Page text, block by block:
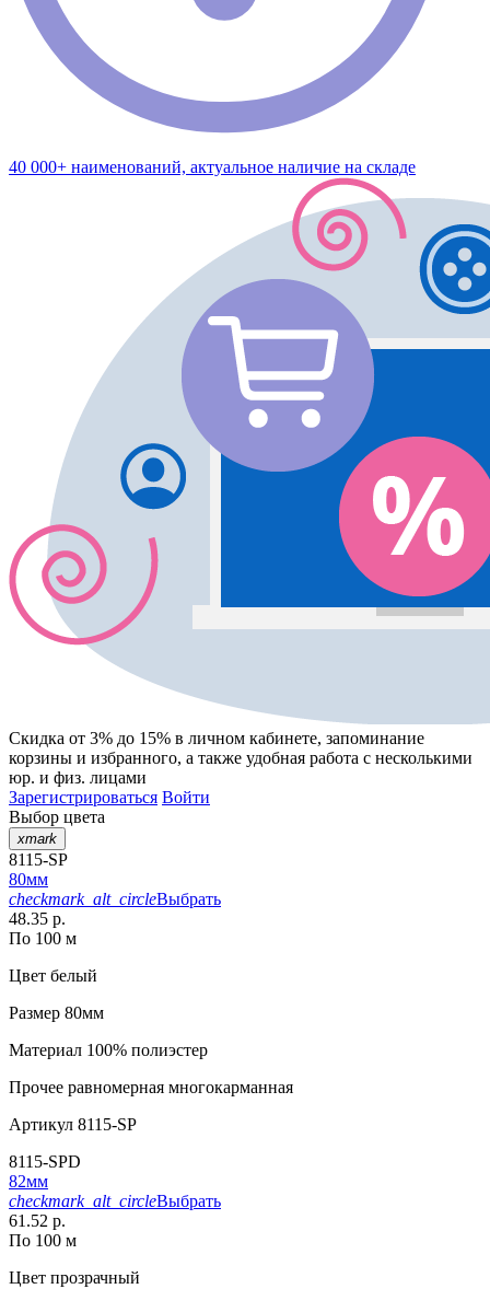
40 000+ наименований, актуальное наличие на складе
Скидка от 3% до 15% в личном кабинете, запоминание
корзины и избранного, а также удобная работа с несколькими
юр. и физ. лицами
Зарегистрироваться Войти
Выбор цвета
xmark
8115-SP
80мм
checkmark_alt_circleВыбрать
48.35 р.
По 100 м
Цвет белый
Размер 80мм
Материал 100% полиэстер
Прочее равномерная многокарманная
Артикул 8115-SP
8115-SPD
82мм
checkmark_alt_circleВыбрать
61.52 р.
По 100 м
Цвет прозрачный